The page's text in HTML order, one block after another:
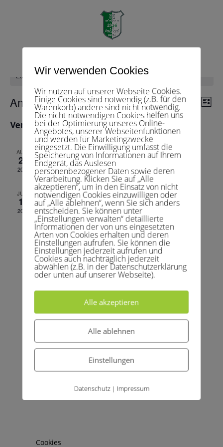
Es sind keine anstehenden Veranstaltungen vorhanden.
Suche
und
SucheListe
Anstehende
wählen.
Vergangene Veranstaltungen
AUG.
24
2025
24.August 2025 , 9:00-14:30
Herren 00 – BSG der FhG St. Augustin 1
JUNI
15
2025
15.Juni 2025 , 9:00-14:30
Herren 00 – TC RW Troisdorf 1
April 2026
April 2025
Kategorien
Allgemein
Kinder und Jugend
Training
Cookies
Wir verwenden Cookies
Wir nutzen auf unserer Webseite Cookies.
Einige Cookies sind notwendig (z.B. für den
Warenkorb) andere sind nicht notwendig.
Die nicht-notwendigen Cookies helfen uns
bei der Optimierung unseres Online-
Angebotes, unserer Webseitenfunktionen
und werden für Marketingzwecke
eingesetzt. Die Einwilligung umfasst die
Speicherung von Informationen auf Ihrem
Endgerät, das Auslesen
personenbezogener Daten sowie deren
Verarbeitung. Klicken Sie auf „Alle
akzeptieren“, um in den Einsatz von nicht
notwendigen Cookies einzuwilligen oder
auf „Alle ablehnen“, wenn Sie sich anders
entscheiden. Sie können unter
„Einstellungen verwalten“ detaillierte
Informationen der von uns eingesetzten
Arten von Cookies erhalten und deren
Einstellungen aufrufen. Sie können die
Einstellungen jederzeit aufrufen und
Cookies auch nachträglich jederzeit
abwählen (z.B. in der Datenschutzerklärung
oder unten auf unserer Webseite).
Alle akzeptieren
Alle ablehnen
Einstellungen
Datenschutz| Impressum